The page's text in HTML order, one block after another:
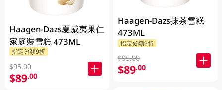
Haagen-Dazs夏威夷果仁
家庭裝雪糕 473ML
指定分類9折
$95.00
$89.00
Haagen-Dazs抹茶雪糕
473ML
指定分類9折
$95.00
$89.00